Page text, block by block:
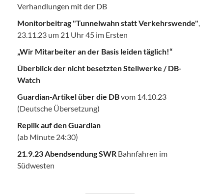
Verhandlungen mit der DB
Monitorbeitrag "Tunnelwahn statt Verkehrswende",
23.11.23 um 21 Uhr 45 im Ersten
„Wir Mitarbeiter an der Basis leiden täglich!“
Überblick der nicht besetzten Stellwerke / DB-
Watch
Guardian-Artikel über die DBvom 14.10.23
(Deutsche Übersetzung)
Replik auf den Guardian
(ab Minute 24:30)
21.9.23 Abendsendung SWR Bahnfahren im
Südwesten